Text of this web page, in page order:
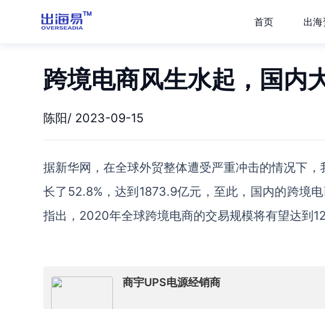
首页 出
跨境电商风生水起，国内
陈阳/ 2023-09-15
据新华网，在全球外贸整体遭受严重冲击的情况下
长了 52.8%，达到1873.9亿元，至此，国内的跨境
指出，2020年全球跨境电商的交易规模将有望达到
商宇UPS电源经销商